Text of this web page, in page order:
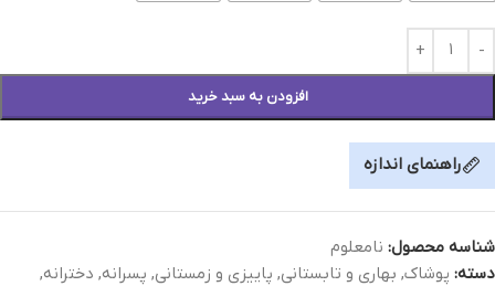
افزودن به سبد خرید
راهنمای اندازه
شناسه محصول: نامعلوم
دسته: پوشاک, بهاری و تابستانی, پاییزی و زمستانی, پسرانه, دخترانه,